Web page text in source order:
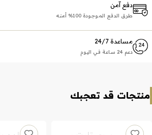
دفع آمن
طرق الدفع الموجودة 100% أمنه
مساعدة 24/7
دعم 24 ساعة في اليوم
منتجات قد تعجبك